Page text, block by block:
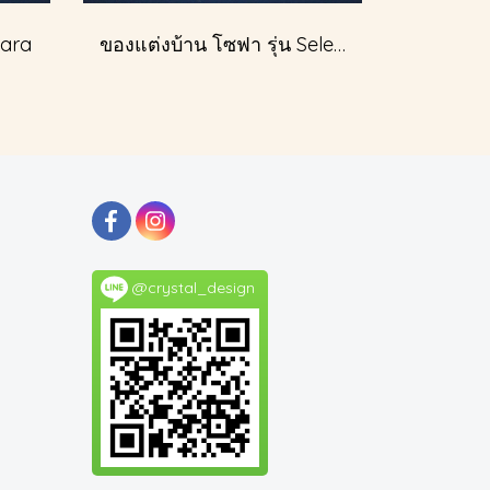
ของแต่งบ้าน โซฟา รุ่น Selena
@crystal_design